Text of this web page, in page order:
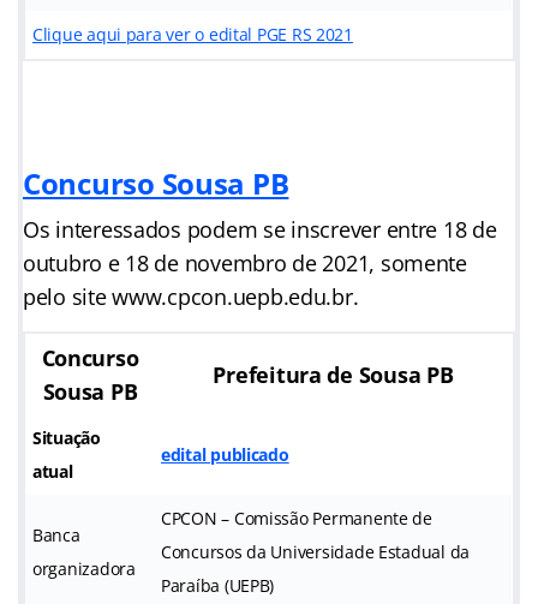
Clique aqui para ver o edital PGE RS 2021
Concurso Sousa PB
Os interessados podem se inscrever entre 18 de
outubro e 18 de novembro de 2021, somente
pelo site www.cpcon.uepb.edu.br.
Concurso
Sousa PB
Prefeitura de Sousa PB
Situação
atual
edital publicado
Banca
organizadora
CPCON – Comissão Permanente de
Concursos da Universidade Estadual da
Paraíba (UEPB)